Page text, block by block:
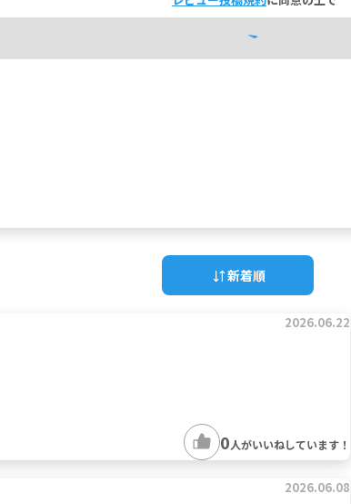
新着順
2026.06.22
0人がいいねしています！
2026.06.08